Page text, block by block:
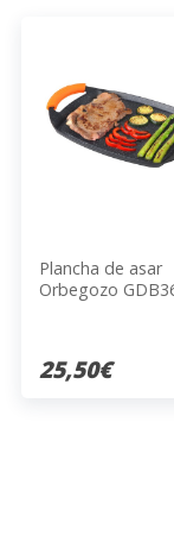
Plancha de asar
Orbegozo
25,50€